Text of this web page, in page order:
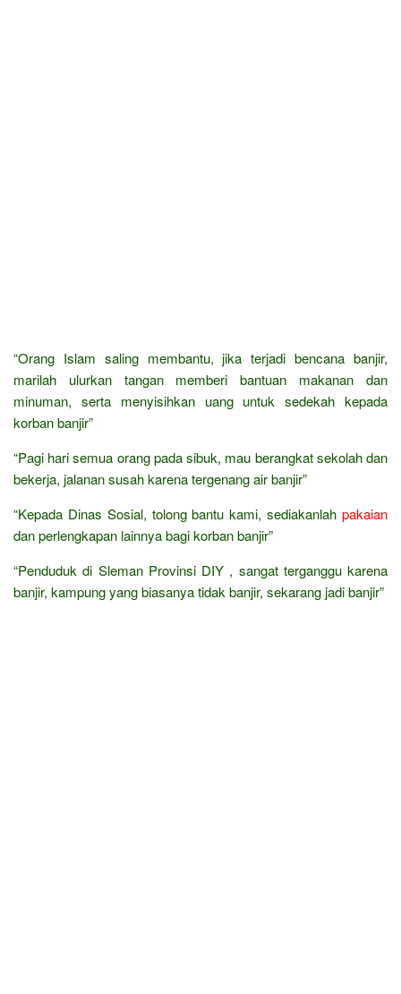
“Orang Islam saling membantu, jika terjadi bencana banjir,
marilah ulurkan tangan memberi bantuan makanan dan
minuman, serta menyisihkan uang untuk sedekah kepada
korban banjir”
“Pagi hari semua orang pada sibuk, mau berangkat sekolah dan
bekerja, jalanan susah karena tergenang air banjir”
“Kepada Dinas Sosial, tolong bantu kami, sediakanlah pakaian
dan perlengkapan lainnya bagi korban banjir”
“Penduduk di Sleman Provinsi DIY , sangat terganggu karena
banjir, kampung yang biasanya tidak banjir, sekarang jadi banjir”